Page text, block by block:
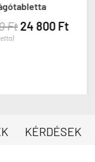
Ft 24 800 Ft
KÉRDÉSEK